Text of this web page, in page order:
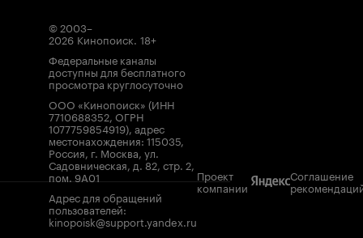
© 2003–
2026 Кинопоиск. 18+
Федеральные каналы
доступны для бесплатного
просмотра круглосуточно
ООО «Кинопоиск» (ИНН
7710688352, ОГРН
1077759854919), адрес
местонахождения: 115035,
Россия, г. Москва, ул.
Садовническая, д. 82, стр. 2,
пом. 9А01
Адрес для обращений
пользователей:
kinopoisk@support.yandex.ru
Проект
компании
Соглашение